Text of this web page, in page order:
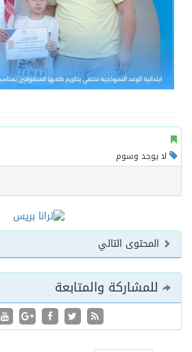
لا يوجد وسوم
المحتوى التالي
للمشاركة والمتابعة